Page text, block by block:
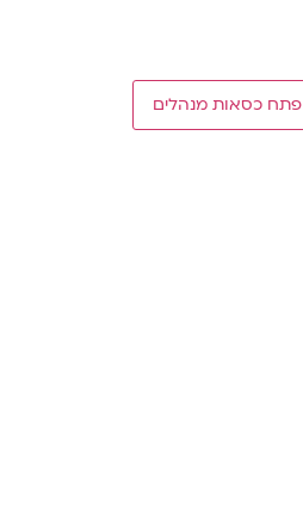
פתח כסאות מנהלים